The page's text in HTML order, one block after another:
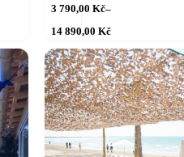
3 790,00Kč–
14 890,00Kč
Rozpětí
cen:
3 790,00 Kč
až
14 890,00 Kč
Tento
více
variant.
Možnosti
lze
vybrat
stránce
produktu